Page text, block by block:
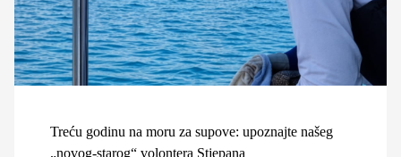
Treću godinu na moru za supove: upoznajte našeg
„novog-starog“ volontera Stjepana